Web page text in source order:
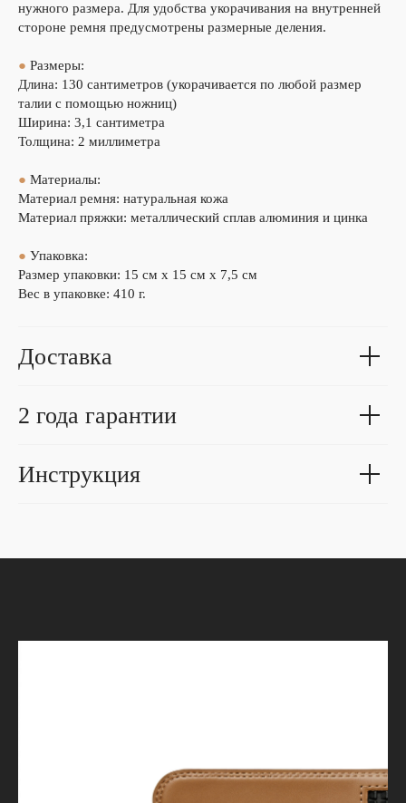
нужного размера. Для удобства укорачивания на внутренней
стороне ремня предусмотрены размерные деления.
● Размеры:
Длина: 130 сантиметров (укорачивается по любой размер
талии с помощью ножниц)
Ширина: 3,1 сантиметра
Толщина: 2 миллиметра
● Материалы:
Материал ремня: натуральная кожа
Материал пряжки: металлический сплав алюминия и цинка
● Упаковка:
Размер упаковки: 15 см х 15 см х 7,5 см
Вес в упаковке: 410 г.
Доставка
2 года гарантии
Инструкция